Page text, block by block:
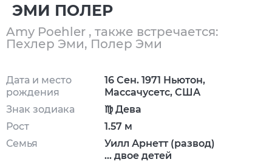
ЭМИ ПОЛЕР
Amy Poehler , также встречается:
Пехлер Эми, Полер Эми
Дата и место
рождения
Знак зодиака
Рост
Семья
16 Сен. 1971 Ньютон,
Массачусетс, США
♍ Дева
1.57 м
Уилл Арнетт (развод)
... двое детей